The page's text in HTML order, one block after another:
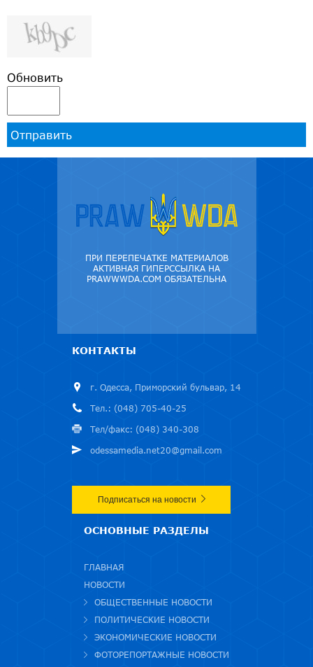
Обновить
Отправить
ПРИ ПЕРЕПЕЧАТКЕ МАТЕРИАЛОВ
АКТИВНАЯ ГИПЕРССЫЛКА НА
PRAWWWDA.COM ОБЯЗАТЕЛЬНА
КОНТАКТЫ
г. Одесса, Приморский бульвар, 14
Тел.: (048) 705-40-25
Тел/факс: (048) 340-308
odessamedia.net20@gmail.com
Подписаться на новости
ОСНОВНЫЕ РАЗДЕЛЫ
ГЛАВНАЯ
НОВОСТИ
ОБЩЕСТВЕННЫЕ НОВОСТИ
ПОЛИТИЧЕСКИЕ НОВОСТИ
ЭКОНОМИЧЕСКИЕ НОВОСТИ
ФОТОРЕПОРТАЖНЫЕ НОВОСТИ